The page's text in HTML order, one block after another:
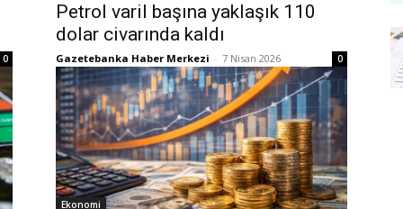
0
Petrol varil başına yaklaşık 110
dolar civarında kaldı
Gazetebanka Haber Merkezi - 7 Nisan 2026 0
Ekonomi